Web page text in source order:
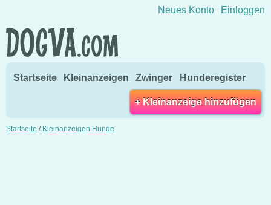
Direkt zum Inhalt wechseln
Neues Konto Einloggen
Startseite Kleinanzeigen Zwinger Hunderegister
+ Kleinanzeige hinzufügen
Startseite / Kleinanzeigen Hunde